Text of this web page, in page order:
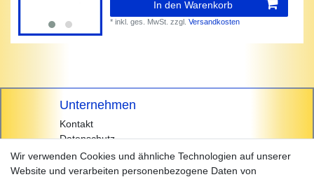
In den Warenkorb
*inkl. ges. MwSt. zzgl.Versandkosten
Unternehmen
Kontakt
Datenschutz
AGB
Impressum
Wir verwenden Cookies und ähnliche Technologien auf unserer
Website und verarbeiten personenbezogene Daten von